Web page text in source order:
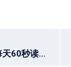
07月24日新闻早报，每天60秒读懂世界